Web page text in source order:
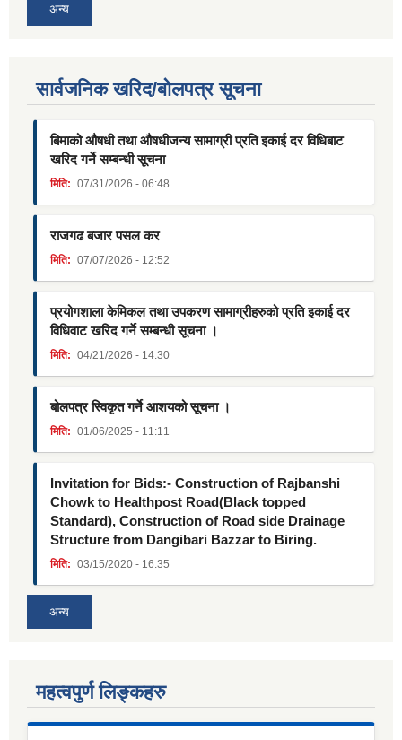
अन्य
सार्वजनिक खरिद/बोलपत्र सूचना
बिमाको औषधी तथा औषधीजन्य सामाग्री प्रति इकाई दर विधिबाट
खरिद गर्ने सम्बन्धी सूचना
मिति: 07/31/2026 - 06:48
राजगढ बजार पसल कर
मिति: 07/07/2026 - 12:52
प्रयोगशाला केमिकल तथा उपकरण सामाग्रीहरुको प्रति इकाई दर
विधिवाट खरिद गर्ने सम्बन्धी सूचना ।
मिति: 04/21/2026 - 14:30
बोलपत्र स्विकृत गर्ने आशयको सूचना ।
मिति: 01/06/2025 - 11:11
Invitation for Bids:- Construction of Rajbanshi
Chowk to Healthpost Road(Black topped
Standard), Construction of Road side Drainage
Structure from Dangibari Bazzar to Biring.
मिति: 03/15/2020 - 16:35
अन्य
महत्वपुर्ण लिङ्कहरु